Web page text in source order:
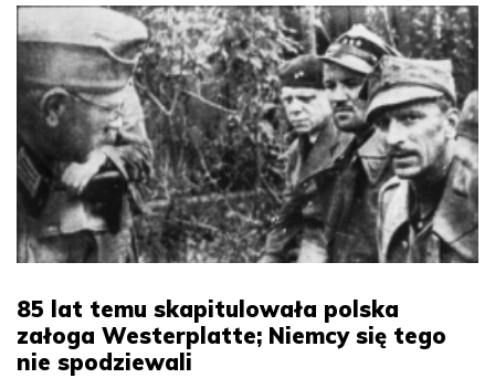
85 lat temu skapitulowała polska
załoga Westerplatte; Niemcy się tego
nie spodziewali